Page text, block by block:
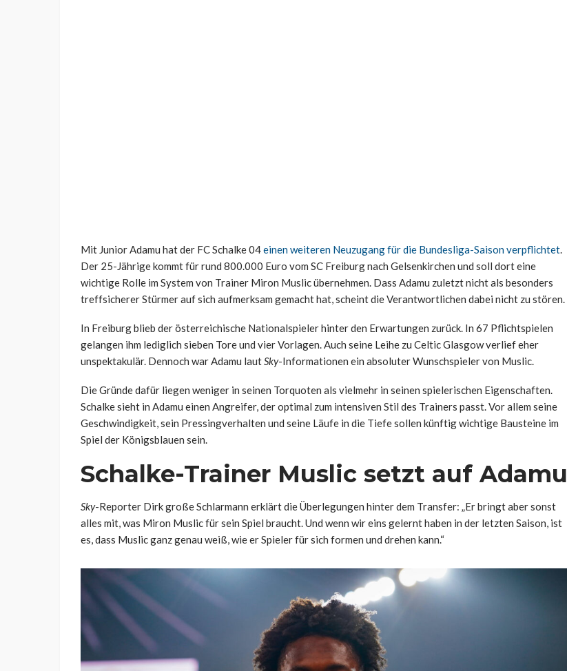
Mit Junior Adamu hat der FC Schalke 04einen weiteren Neuzugang für die Bundesliga-Saison verpflichtet.
Der 25-Jährige kommt für rund 800.000 Euro vom SC Freiburg nach Gelsenkirchen und soll dort eine
wichtige Rolle im System von Trainer Miron Muslic übernehmen. Dass Adamu zuletzt nicht als besonders
treffsicherer Stürmer auf sich aufmerksam gemacht hat, scheint die Verantwortlichen dabei nicht zu stören.
In Freiburg blieb der österreichische Nationalspieler hinter den Erwartungen zurück. In 67 Pflichtspielen
gelangen ihm lediglich sieben Tore und vier Vorlagen. Auch seine Leihe zu Celtic Glasgow verlief eher
unspektakulär. Dennoch war Adamu lautSky-Informationen ein absoluter Wunschspieler von Muslic.
Die Gründe dafür liegen weniger in seinen Torquoten als vielmehr in seinen spielerischen Eigenschaften.
Schalke sieht in Adamu einen Angreifer, der optimal zum intensiven Stil des Trainers passt. Vor allem seine
Geschwindigkeit, sein Pressingverhalten und seine Läufe in die Tiefe sollen künftig wichtige Bausteine im
Spiel der Königsblauen sein.
Schalke-Trainer Muslic setzt auf Adamu
Sky-Reporter Dirk große Schlarmann erklärt die Überlegungen hinter dem Transfer: „Er bringt aber sonst
alles mit, was Miron Muslic für sein Spiel braucht. Und wenn wir eins gelernt haben in der letzten Saison, ist
es, dass Muslic ganz genau weiß, wie er Spieler für sich formen und drehen kann.“